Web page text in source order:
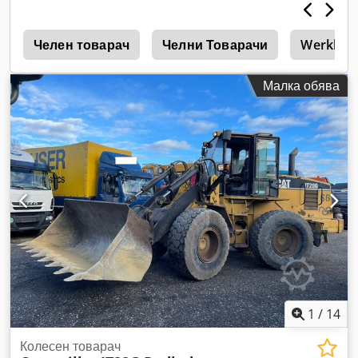
Челен товарач Челни Товарачи
Малка обява
1 / 14
Колесен товарач